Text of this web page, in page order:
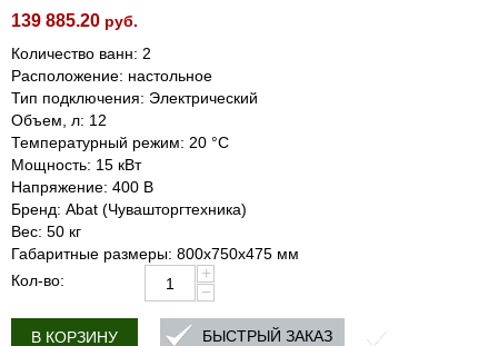
139 885.20 руб.
Количество ванн: 2
Расположение: настольное
Тип подключения: Электрический
Объем, л: 12
Температурный режим: 20 °С
Мощность: 15 кВт
Напряжение: 400 В
Бренд: Abat (Чувашторгтехника)
Вес: 50 кг
Габаритные размеры: 800х750х475 мм
Кол-во:
+
−
В КОРЗИНУ БЫСТРЫЙ ЗАКАЗ